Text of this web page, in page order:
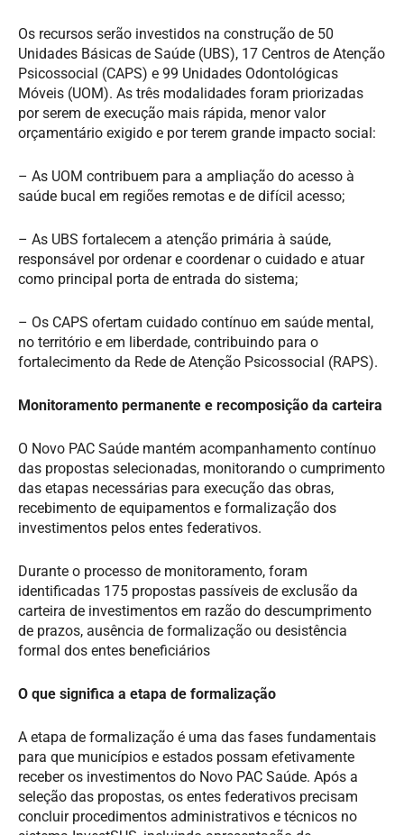
Os recursos serão investidos na construção de 50
Unidades Básicas de Saúde (UBS), 17 Centros de Atenção
Psicossocial (CAPS) e 99 Unidades Odontológicas
Móveis (UOM). As três modalidades foram priorizadas
por serem de execução mais rápida, menor valor
orçamentário exigido e por terem grande impacto social:
– As UOM contribuem para a ampliação do acesso à
saúde bucal em regiões remotas e de difícil acesso;
– As UBS fortalecem a atenção primária à saúde,
responsável por ordenar e coordenar o cuidado e atuar
como principal porta de entrada do sistema;
– Os CAPS ofertam cuidado contínuo em saúde mental,
no território e em liberdade, contribuindo para o
fortalecimento da Rede de Atenção Psicossocial (RAPS).
Monitoramento permanente e recomposição da carteira
O Novo PAC Saúde mantém acompanhamento contínuo
das propostas selecionadas, monitorando o cumprimento
das etapas necessárias para execução das obras,
recebimento de equipamentos e formalização dos
investimentos pelos entes federativos.
Durante o processo de monitoramento, foram
identificadas 175 propostas passíveis de exclusão da
carteira de investimentos em razão do descumprimento
de prazos, ausência de formalização ou desistência
formal dos entes beneficiários
O que significa a etapa de formalização
A etapa de formalização é uma das fases fundamentais
para que municípios e estados possam efetivamente
receber os investimentos do Novo PAC Saúde. Após a
seleção das propostas, os entes federativos precisam
concluir procedimentos administrativos e técnicos no